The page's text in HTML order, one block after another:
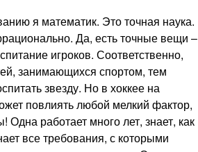
я математик. Это точная наука.
Да, есть точные вещи –
игроков. Соответственно,
занимающихся спортом, тем
звезду. Но в хоккее на
повлиять любой мелкий фактор,
работает много лет, знает, как
все требования, с которыми